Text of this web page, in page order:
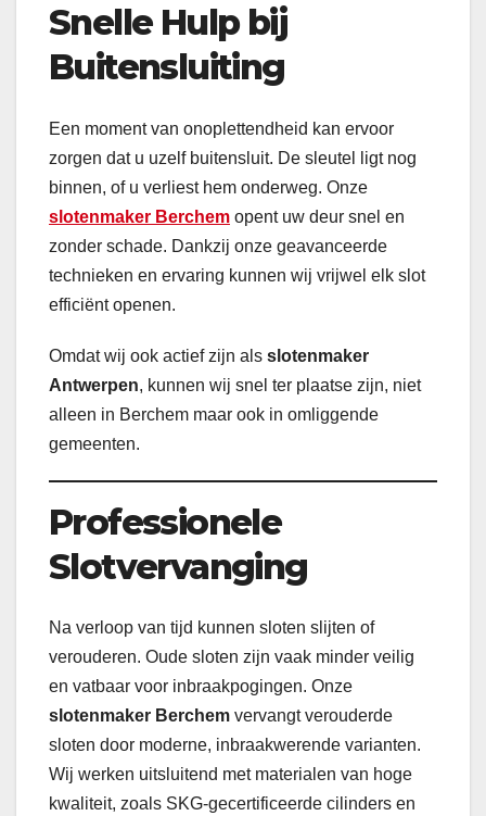
Snelle Hulp bij
Buitensluiting
Een moment van onoplettendheid kan ervoor
zorgen dat u uzelf buitensluit. De sleutel ligt nog
binnen, of u verliest hem onderweg. Onze
slotenmaker Berchem opent uw deur snel en
zonder schade. Dankzij onze geavanceerde
technieken en ervaring kunnen wij vrijwel elk slot
efficiënt openen.
Omdat wij ook actief zijn als slotenmaker
Antwerpen, kunnen wij snel ter plaatse zijn, niet
alleen in Berchem maar ook in omliggende
gemeenten.
Professionele
Slotvervanging
Na verloop van tijd kunnen sloten slijten of
verouderen. Oude sloten zijn vaak minder veilig
en vatbaar voor inbraakpogingen. Onze
slotenmaker Berchem vervangt verouderde
sloten door moderne, inbraakwerende varianten.
Wij werken uitsluitend met materialen van hoge
kwaliteit, zoals SKG-gecertificeerde cilinders en